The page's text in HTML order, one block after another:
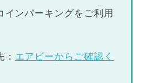
インパーキングをご利用
エアビーからご確認く